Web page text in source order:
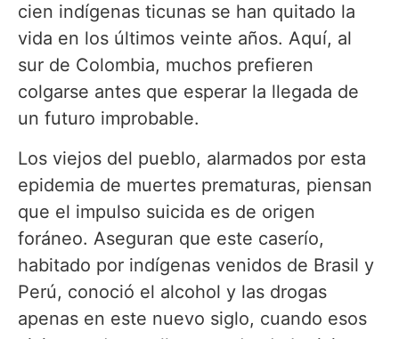
cien indígenas ticunas se han quitado la
vida en los últimos veinte años. Aquí, al
sur de Colombia, muchos prefieren
colgarse antes que esperar la llegada de
un futuro improbable.
Los viejos del pueblo, alarmados por esta
epidemia de muertes prematuras, piensan
que el impulso suicida es de origen
foráneo. Aseguran que este caserío,
habitado por indígenas venidos de Brasil y
Perú, conoció el alcohol y las drogas
apenas en este nuevo siglo, cuando esos